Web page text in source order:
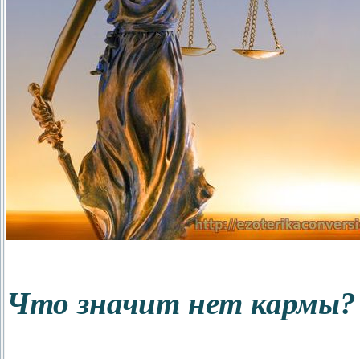
Что значит нет кармы?